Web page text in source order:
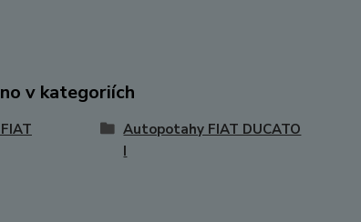
v kategoriích
Autopotahy FIAT DUCATO
I